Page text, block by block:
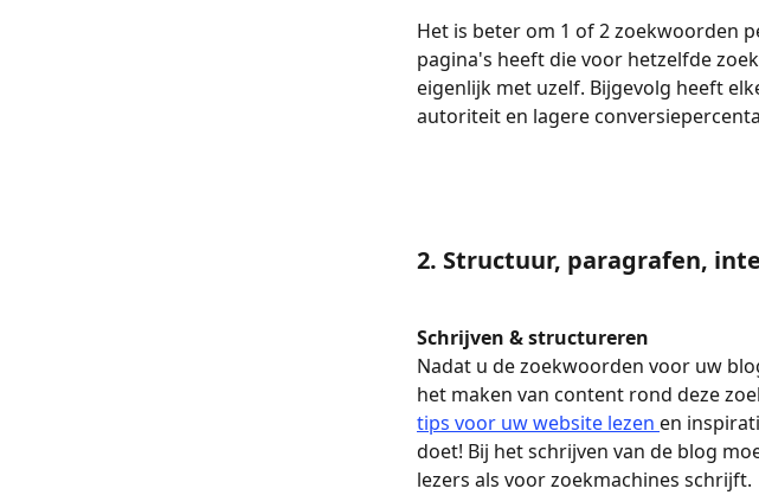
Het is beter om 1 of 2 zoekwoorden
pagina's heeft die voor hetzelfde
eigenlijk met uzelf. Bijgevolg heeft
autoriteit en lagere
2. Structuur, paragrafen,
Schrijven & structureren
Nadat u de zoekwoorden voor uw
het maken van content rond deze
tips voor uw website lezen en
doet! Bij het schrijven van de blog
lezers als voor zoekmachines schrijft.